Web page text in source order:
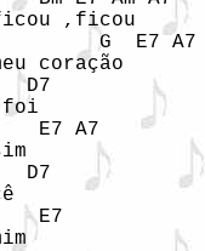
,ficou
G  E7 A7
coração
D7
foi
E7 A7
D7
E7